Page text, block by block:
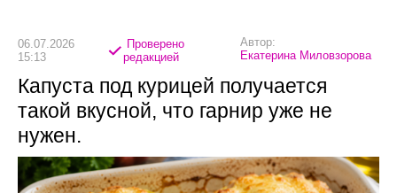
06.07.2026
15:13
Проверено
редакцией
Автор:
Екатерина Миловзорова
Капуста под курицей получается
такой вкусной, что гарнир уже не
нужен.